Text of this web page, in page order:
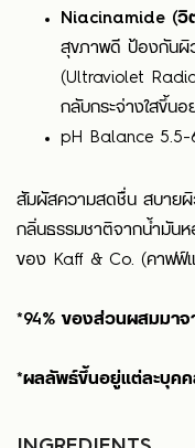
Niacinamide (วิ
สุขภาพดี ป้องกันผิว
(Ultraviolet
กลับกระจ่างใสขึ้นอ
pH Balance 5.5-
สัมผัสความสดชื่น สบาย
กลิ่นธรรมชาติจากน้ำมันห
ของ Kaff & Co. (คาฟฟ์
*94% ของส่วนผสมมาจ
*ผลลัพธ์ขึ้นอยู่แต่ละบุคค